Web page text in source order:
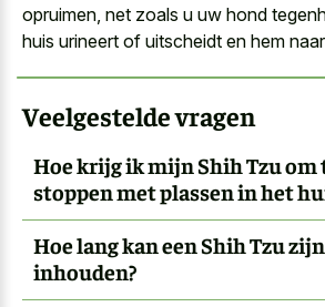
opruimen, net zoals u uw hond
huis urineert of uitscheidt en hem
Veelgestelde vragen
Hoe krijg ik mijn Shih Tzu om
stoppen met plassen in het
Hoe lang kan een Shih Tzu
inhouden?